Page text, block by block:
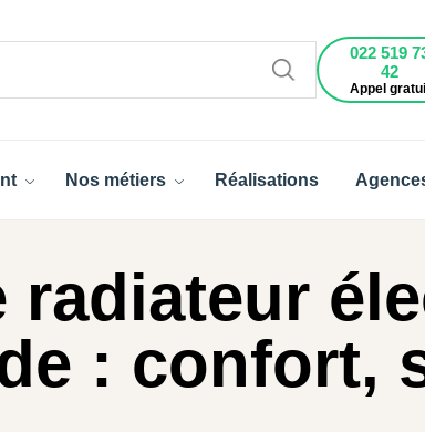
022 519
42
Appel
Nos métiers Réalisations
: confort,